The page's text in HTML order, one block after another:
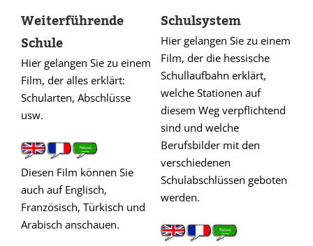
Weiterführende
Schule
Hier gelangen Sie zu einem
Film, der alles erklärt:
Schularten, Abschlüsse
usw.
Diesen Film können Sie
auch auf Englisch,
Französisch, Türkisch und
Arabisch anschauen.
Schulsystem
Hier gelangen Sie zu einem
Film, der die hessische
Schullaufbahn erklärt,
welche Stationen auf
diesem Weg verpflichtend
sind und welche
Berufsbilder mit den
verschiedenen
Schulabschlüssen geboten
werden.